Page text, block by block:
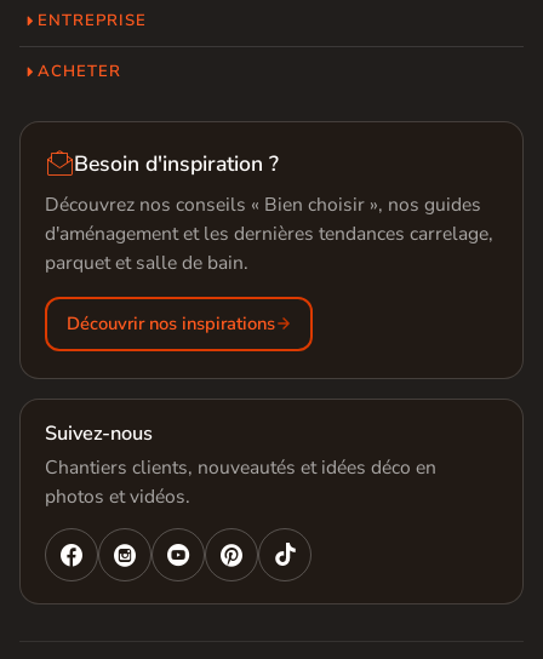
ENTREPRISE
ACHETER
Besoin d'inspiration ?
Découvrez nos conseils « Bien choisir », nos guides
d'aménagement et les dernières tendances carrelage,
parquet et salle de bain.
Découvrir nos inspirations
Suivez-nous
Chantiers clients, nouveautés et idées déco en
photos et vidéos.
   